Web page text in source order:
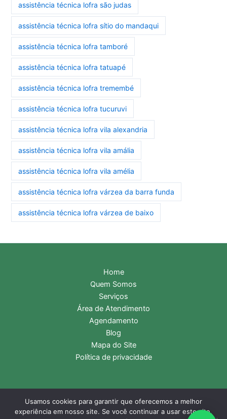
assistência técnica lofra são judas
assistência técnica lofra sítio do mandaqui
assistência técnica lofra tamboré
assistência técnica lofra tatuapé
assistência técnica lofra tremembé
assistência técnica lofra tucuruvi
assistência técnica lofra vila alexandria
assistência técnica lofra vila amália
assistência técnica lofra vila amélia
assistência técnica lofra várzea da barra funda
assistência técnica lofra várzea de baixo
Home
Quem Somos
Serviços
Área de Atendimento
Agendamento
Blog
Mapa do Site
Política de privacidade
Copyright © 2026 Assistência Técnica Lofra | Central de
Usamos cookies para garantir que oferecemos a melhor
experiência em nosso site. Se você continuar a usar este site,